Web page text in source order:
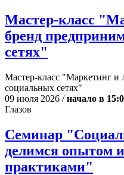
Мастер-класс
бренд
сетях"
Мастер-класс "Маркетинг и
социальных сетях"
09 июля 2026 /начало в
Глазов
Семинар
делимся опытом
практиками"